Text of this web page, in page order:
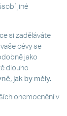
jiné
si zaděláváte
cévy se
jako
dlouho
jak by měly.
onemocnění v